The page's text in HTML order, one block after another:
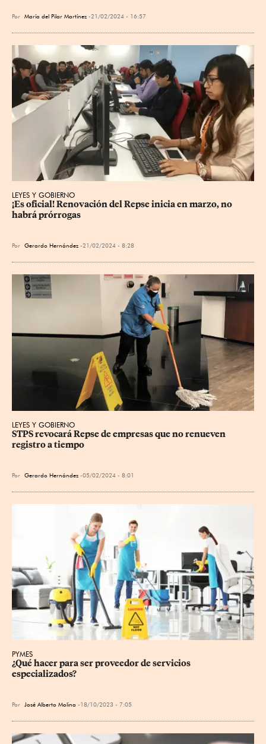
Por María del Pilar Martínez 21/02/2024 - 16:57
LEYES Y GOBIERNO
¡Es oficial! Renovación del Repse inicia en marzo, no
habrá prórrogas
Por Gerardo Hernández 21/02/2024 - 8:28
LEYES Y GOBIERNO
STPS revocará Repse de empresas que no renueven
registro a tiempo
Por Gerardo Hernández 05/02/2024 - 8:01
PYMES
¿Qué hacer para ser proveedor de servicios
especializados?
Por José Alberto Molina 18/10/2023 - 7:05